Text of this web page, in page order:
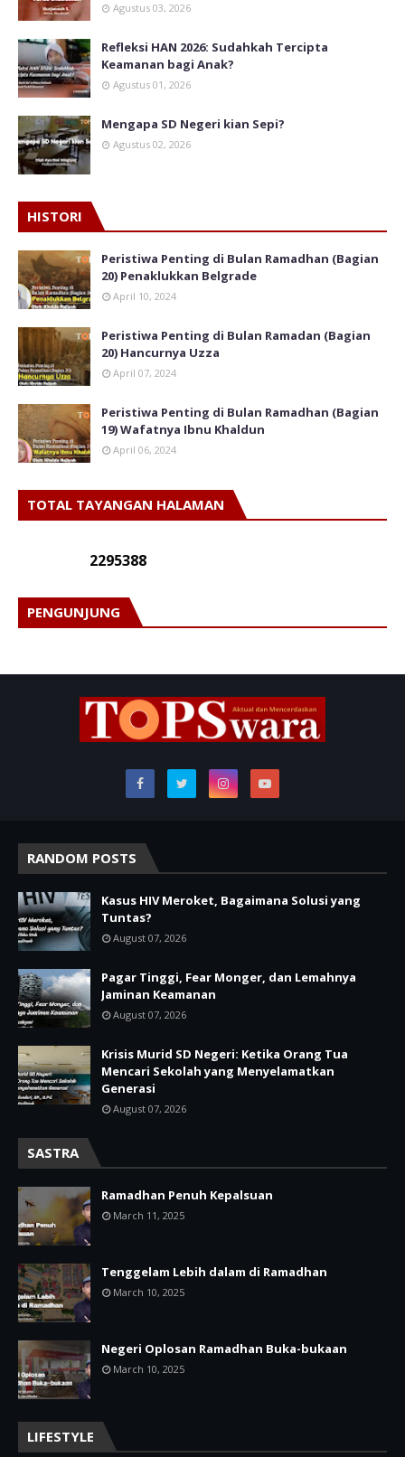
Agustus 03, 2026
Refleksi HAN 2026: Sudahkah Tercipta
Keamanan bagi Anak?
Agustus 01, 2026
Mengapa SD Negeri kian Sepi?
Agustus 02, 2026
HISTORI
Peristiwa Penting di Bulan Ramadhan (Bagian
20) Penaklukkan Belgrade
April 10, 2024
Peristiwa Penting di Bulan Ramadan (Bagian
20) Hancurnya Uzza
April 07, 2024
Peristiwa Penting di Bulan Ramadhan (Bagian
19) Wafatnya Ibnu Khaldun
April 06, 2024
TOTAL TAYANGAN HALAMAN
2295388
PENGUNJUNG
RANDOM POSTS
Kasus HIV Meroket, Bagaimana Solusi yang
Tuntas?
August 07, 2026
Pagar Tinggi, Fear Monger, dan Lemahnya
Jaminan Keamanan
August 07, 2026
Krisis Murid SD Negeri: Ketika Orang Tua
Mencari Sekolah yang Menyelamatkan
Generasi
August 07, 2026
SASTRA
Ramadhan Penuh Kepalsuan
March 11, 2025
Tenggelam Lebih dalam di Ramadhan
March 10, 2025
Negeri Oplosan Ramadhan Buka-bukaan
March 10, 2025
LIFESTYLE